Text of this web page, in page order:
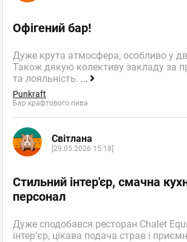
Офігений бар!
Дуже крута атмосфера, особливо у
Також дякую колективу закладу за
та лояльність. ...
Punkraft
Бар крафтового пива
Світлана
[29.05.2026 15:18]
Стильний інтер'єр, смачна
персонал
Дуже сподобався ресторан Chalet
інтер’єр, цікава подача страв і